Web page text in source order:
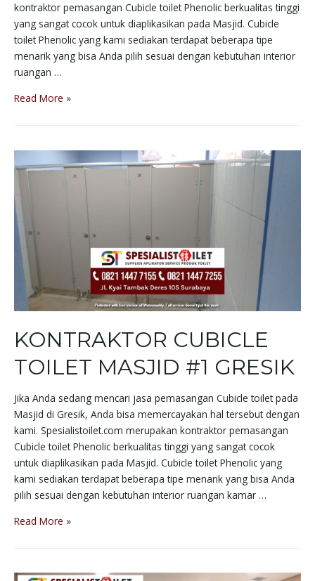
kontraktor pemasangan Cubicle toilet Phenolic berkualitas tinggi
yang sangat cocok untuk diaplikasikan pada Masjid. Cubicle
toilet Phenolic yang kami sediakan terdapat beberapa tipe
menarik yang bisa Anda pilih sesuai dengan kebutuhan interior
ruangan …
Read More »
KONTRAKTOR CUBICLE
TOILET MASJID #1 GRESIK
Jika Anda sedang mencari jasa pemasangan Cubicle toilet pada
Masjid di Gresik, Anda bisa memercayakan hal tersebut dengan
kami. Spesialistoilet.com merupakan kontraktor pemasangan
Cubicle toilet Phenolic berkualitas tinggi yang sangat cocok
untuk diaplikasikan pada Masjid. Cubicle toilet Phenolic yang
kami sediakan terdapat beberapa tipe menarik yang bisa Anda
pilih sesuai dengan kebutuhan interior ruangan kamar …
Read More »